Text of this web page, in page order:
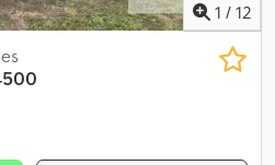
1 / 12